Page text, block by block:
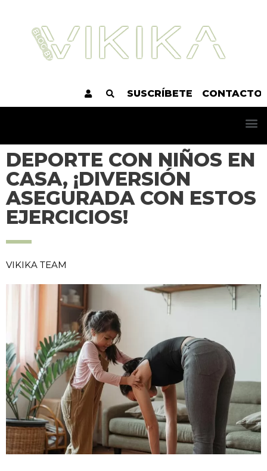
SUSCRÍBETE CONTACTO
DEPORTE CON NIÑOS EN
CASA, ¡DIVERSIÓN
ASEGURADA CON ESTOS
EJERCICIOS!
VIKIKA TEAM